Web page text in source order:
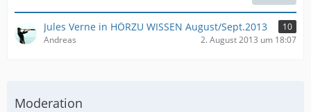
Jules Verne in HÖRZU WISSEN August/Sept.2013
10
Andreas
2. August 2013 um 18:07
Moderation